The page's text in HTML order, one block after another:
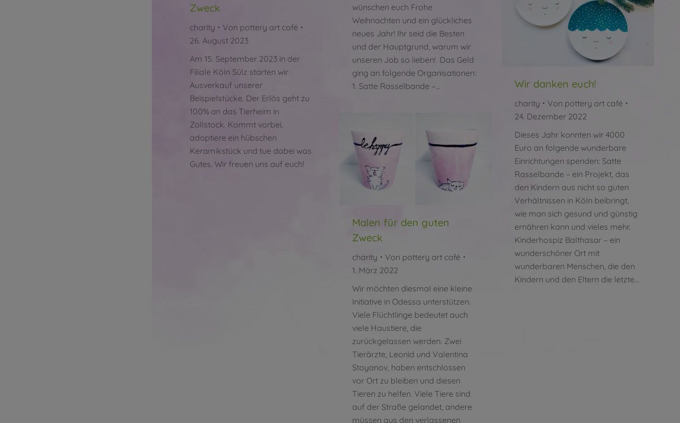
wünschen euch Frohe
Weihnachten und ein glückliches
neues Jahr! Ihr seid die Besten
und der Hauptgrund, warum wir
unseren Job so lieben! Das Geld
ging an folgende Organisationen:
1. Satte Rasselbande –…
Zweck
charity Von pottery art café
26. August 2023
Am 15. September 2023 in der
Filiale Köln Sülz starten wir
Ausverkauf unserer
Beispielstücke. Der Erlös geht zu
100% an das Tierheim in
Zollstock. Kommt vorbei,
adoptiere ein hübschen
Keramikstück und tue dabei was
Gutes. Wir freuen uns auf euch!
Wir danken euch!
charity Von pottery art café
24. Dezember 2022
Dieses Jahr konnten wir 4000
Euro an folgende wunderbare
Einrichtungen spenden: Satte
Rasselbande – ein Projekt, das
den Kindern aus nicht so guten
Verhältnissen in Köln beibringt,
wie man sich gesund und günstig
ernähren kann und vieles mehr.
Kinderhospiz Balthasar – ein
wunderschöner Ort mit
wunderbaren Menschen, die den
Kindern und den Eltern die letzte…
Malen für den guten
Zweck
charity Von pottery art café
1. März 2022
Wir möchten diesmal eine kleine
Initiative in Odessa unterstützen.
Viele Flüchtlinge bedeutet auch
viele Haustiere, die
zurückgelassen werden. Zwei
Tierärzte, Leonid und Valentina
Stoyanov, haben entschlossen
vor Ort zu bleiben und diesen
Tieren zu helfen. Viele Tiere sind
auf der Straße gelandet, andere
müssen aus den verlassenen